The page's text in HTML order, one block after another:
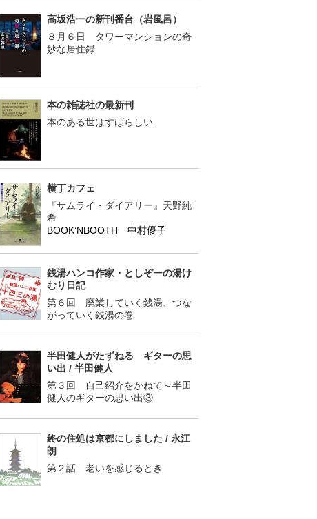
高坂浩一の新刊番台（岩風呂）
８月６日 タワーマンションの奇
妙な居住録
本の雑誌社の最新刊
本のある世はすばらしい
横丁カフェ
『サムライ・ダイアリー』天野純
希
BOOK’NBOOTH 中村優子
銭湯ハンコ作家・としぞーの湯け
むり日記
第６回 廃業していく銭湯、つな
がっていく銭湯の巻
半田健人がたずねる ギターの思
い出 / 半田健人
第３回 自己紹介をかねて～半田
健人のギターの思い出③
終の住処は京都にしました / 永江
朗
第２話 老いを感じるとき